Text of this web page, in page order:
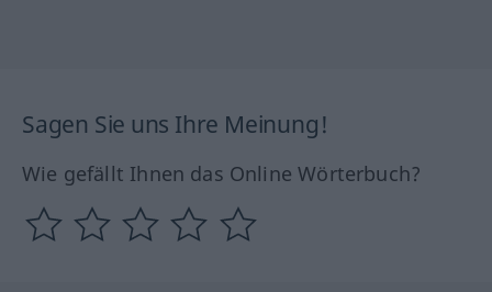
Sagen Sie uns Ihre Meinung!
Wie gefällt Ihnen das Online Wörterbuch?